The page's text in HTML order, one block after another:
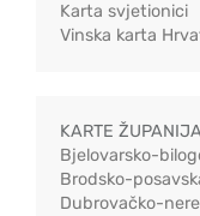
Karta svjetionici
Vinska karta
KARTE
Bjelovarsko-
Brodsko-
Dubrovačko-